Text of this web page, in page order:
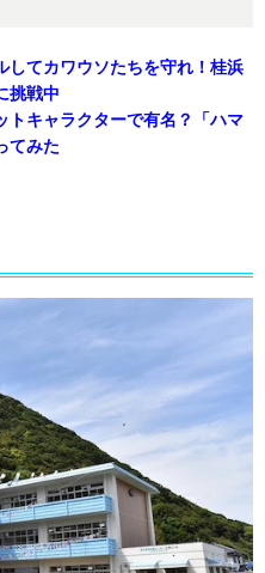
してカワウソたちを守れ！桂浜
挑戦中
トキャラクターで有名？「ハマ
てみた